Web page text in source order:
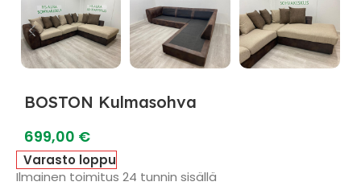
BOSTON Kulmasohva
699,00 €
Varasto loppu
Ilmainen toimitus 24 tunnin sisällä